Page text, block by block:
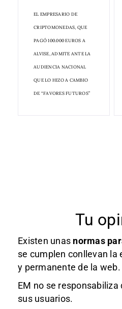
EL EMPRESARIO DE
CRIPTOMONEDAS, QUE
PAGÓ 100.000 EUROS A
ALVISE, ADMITE ANTE LA
AUDIENCIA NACIONAL
QUE LO HIZO A CAMBIO
DE “FAVORES FUTUROS”
Tu
Existen unas normas
se cumplen conllevan la
y permanente de la web.
EM no se responsabiliza
sus usuarios.